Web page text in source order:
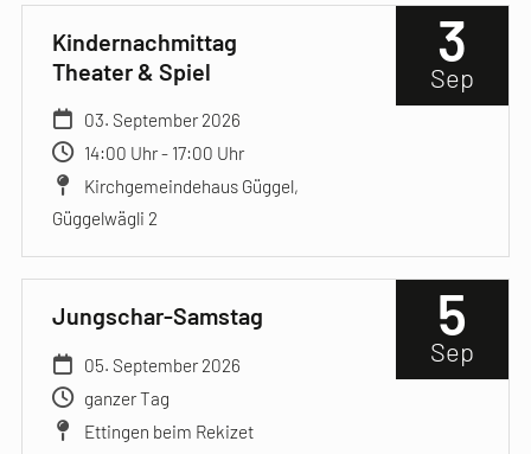
3
Sep
Kindernachmittag
Theater & Spiel
03. September 2026
14:00 Uhr - 17:00 Uhr
Kirchgemeindehaus Güggel,
Güggelwägli 2
5
Sep
Jungschar-Samstag
05. September 2026
ganzer Tag
Ettingen beim Rekizet